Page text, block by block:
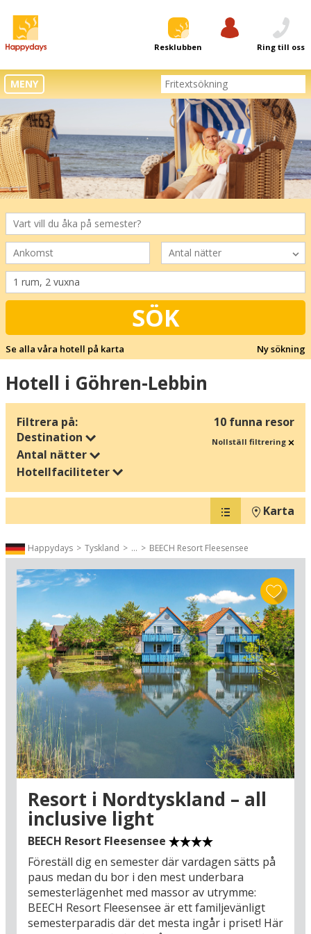
Resklubben Ring till oss
MENY
SÖK
Se alla våra hotell på karta Ny sökning
Hotell i Göhren-Lebbin
Filtrera på:
10 funna resor
Destination
Antal nätter
Hotellfaciliteter
Nollställ filtrering
Karta
Happydays Tyskland ... BEECH Resort Fleesensee
Resort i Nordtyskland – all
inclusive light
BEECH Resort Fleesensee
Föreställ dig en semester där vardagen sätts på
paus medan du bor i den mest underbara
semesterlägenhet med massor av utrymme:
BEECH Resort Fleesensee är ett familjevänligt
semesterparadis där det mesta ingår i priset! Här